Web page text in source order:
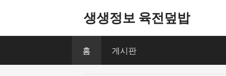
생생정보 육전덮밥
홈 게시판